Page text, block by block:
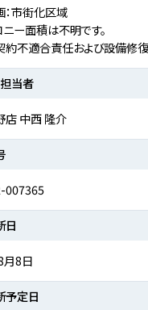
市街化区域
ー面積は不明です。
不適合責任および設備修
当者
店 中西 隆介
007365
日
月8日
予定日